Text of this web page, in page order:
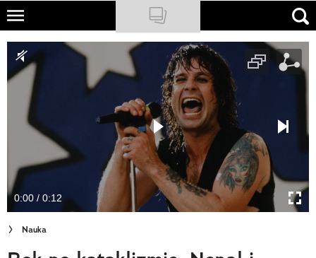
Skip
main
content
NATIONAL GEOGRAPHIC
TRAVELER
PODCASTY
Newsletter
Cuda Polski
Wielki Konkurs Fotograficzny
0:00 / 0:12
Nauka